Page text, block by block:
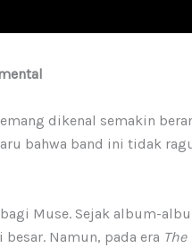
dikenal semakin
bahwa band ini tidak
Muse. Sejak album-
Namun, pada era